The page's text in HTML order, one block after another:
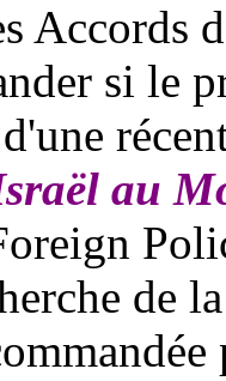
Accords
si le
au
de